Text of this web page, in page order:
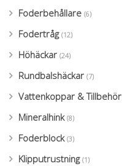
Foderbehållare (6)
Fodertråg (12)
Höhäckar (24)
Rundbalshäckar (7)
Vattenkoppar & Tillbehör
Mineralhink (8)
Foderblock (3)
Klipputrustning (1)